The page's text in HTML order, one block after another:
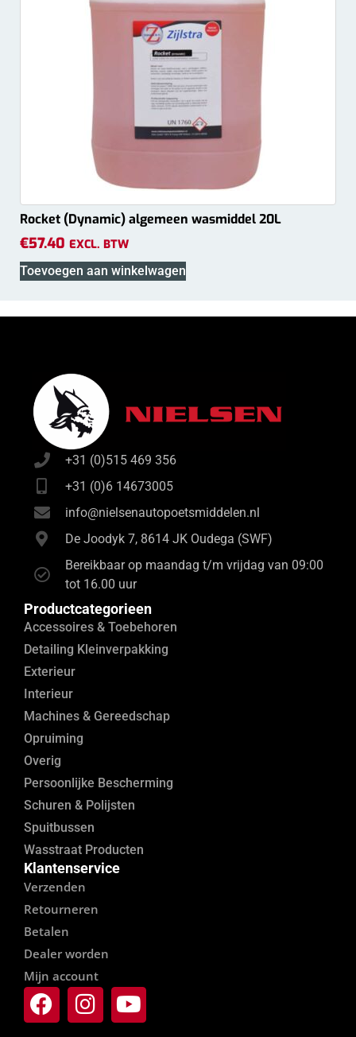
Rocket (Dynamic) algemeen wasmiddel 20L
€57.40 EXCL. BTW
Toevoegen aan winkelwagen
+31 (0)515 469 356
+31 (0)6 14673005
info@nielsenautopoetsmiddelen.nl
De Joodyk 7, 8614 JK Oudega (SWF)
Bereikbaar op maandag t/m vrijdag van 09:00
tot 16.00 uur
Productcategorieen
Accessoires & Toebehoren
Detailing Kleinverpakking
Exterieur
Interieur
Machines & Gereedschap
Opruiming
Overig
Persoonlijke Bescherming
Schuren & Polijsten
Spuitbussen
Wasstraat Producten
Klantenservice
Verzenden
Retourneren
Betalen
Dealer worden
Mijn account